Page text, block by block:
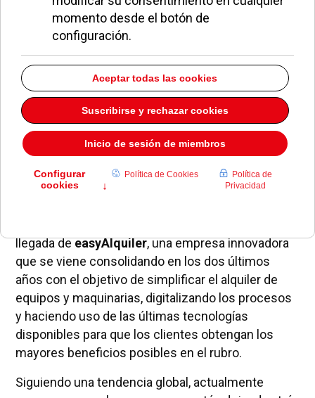
llegada deeasyAlquiler, una empresa innovadora
que se viene consolidando en los dos últimos
años con el objetivo de simplificar el alquiler de
equipos y maquinarias, digitalizando los procesos
y haciendo uso de las últimas tecnologías
disponibles para que los clientes obtengan los
mayores beneficios posibles en el rubro.
Siguiendo una tendencia global, actualmente